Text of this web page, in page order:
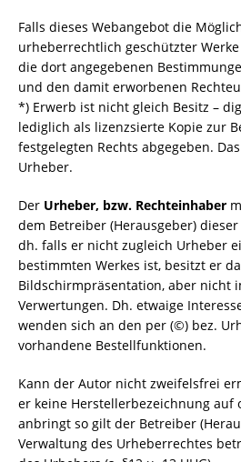
Falls dieses Webangebot die
urheberrechtlich geschützter
die dort angegebenen
und den damit erworbenen
*) Erwerb ist nicht gleich Besitz –
lediglich als lizenzsierte Kopie zur
festgelegten Rechts abgegeben.
Urheber.
Der Urheber, bzw. Rechteinhaber
dem Betreiber (Herausgeber)
dh. falls er nicht zugleich Urheber
bestimmten Werkes ist, besitzt er
Bildschirmpräsentation, aber nicht
Verwertungen. Dh. etwaige
wenden sich an den per (©) bez.
vorhandene Bestellfunktionen.
Kann der Autor nicht zweifelsfrei
er keine Herstellerbezeichnung auf
anbringt so gilt der Betreiber
Verwaltung des Urheberrechtes